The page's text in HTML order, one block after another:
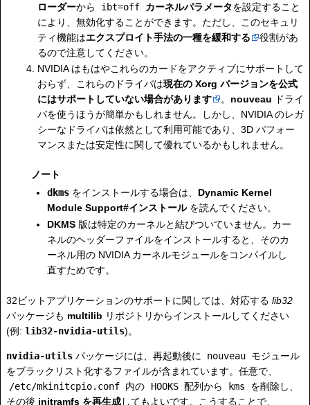
ローダーから ibt=off カーネルパラメータを設定すること
により、無効化することができます。ただし、このセキュリ
ティ機能はエクスプロイト手法の一種を緩和する
役割があ
るので注意してください。
NVIDIA はもはやこれらのカードをアクティブにサポートして
おらず、これらのドライバは現在の Xorg バージョンを公式
にはサポートしていない場合があります
。 nouveau ドライ
バを使うほうが簡単かもしれません。しかし、NVIDIA のレガ
シーなドライバは依然として利用可能であり、3D パフォー
マンスまたは安定性に関して優れているかもしれません。
ノート
dkmsをインストールする場合は、 Dynamic Kernel
Module Support#インストールを読んでください。
DKMS版は特定のカーネルと結びついていません。カー
ネルのヘッダーファイルをインストールすると、そのカ
ーネル用の NVIDIA カーネルモジュールをコンパイルし
直すためです。
32ビットアプリケーションのサポートに関しては、対応する lib32
パッケージも multilib リポジトリからインストールしてください
(例: lib32-nvidia-utils)。
nvidia-utils パッケージには、再起動後に nouveau モジュール
をブラックリスト化するファイルが含まれています。任意で、
/etc/mkinitcpio.conf 内の HOOKS 配列から kms
を削除し、
その後 initramfs を再生成してもよいです。こうすることで、